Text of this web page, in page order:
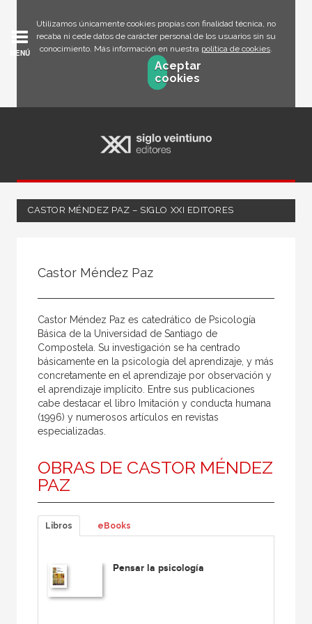
Utilizamos únicamente cookies propias con finalidad técnica, no
recaba ni cede datos de carácter personal de los usuarios sin su
conocimiento. Más información en nuestra política de cookies.
Aceptar
cookies
MENÚ
CASTOR MÉNDEZ PAZ – SIGLO XXI EDITORES
Castor Méndez Paz
Castor Méndez Paz es catedrático de Psicología
Básica de la Universidad de Santiago de
Compostela. Su investigación se ha centrado
básicamente en la psicología del aprendizaje, y más
concretamente en el aprendizaje por observación y
el aprendizaje implícito. Entre sus publicaciones
cabe destacar el libro Imitación y conducta humana
(1996) y numerosos artículos en revistas
especializadas.
OBRAS DE CASTOR MÉNDEZ
PAZ
Libros eBooks
Pensar la psicología